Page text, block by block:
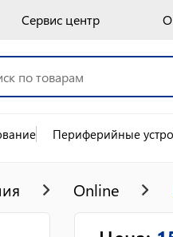
Сервис центр О
Периферийные
Online